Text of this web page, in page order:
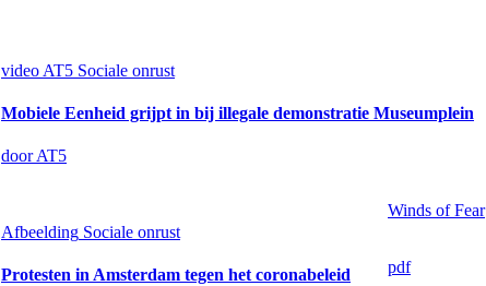
video AT5 Sociale onrust
Mobiele Eenheid grijpt in bij illegale demonstratie Museumplein
door AT5
Afbeelding Sociale onrust
Protesten in Amsterdam tegen het coronabeleid
Winds of Fear
pdf